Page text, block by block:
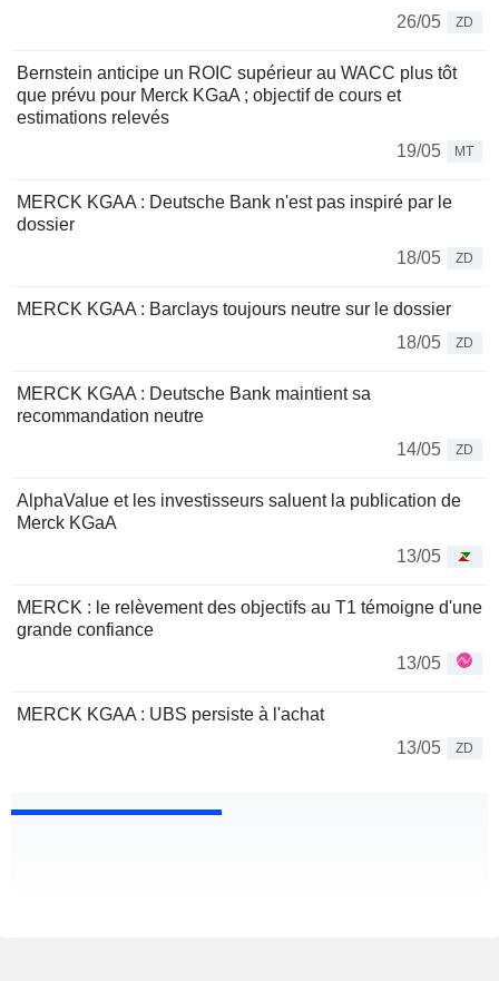
26/05
ZD
Bernstein anticipe un ROIC supérieur au WACC plus tôt
que prévu pour Merck KGaA ; objectif de cours et
estimations relevés
19/05
MT
MERCK KGAA : Deutsche Bank n'est pas inspiré par le
dossier
18/05
ZD
MERCK KGAA : Barclays toujours neutre sur le dossier
18/05
ZD
MERCK KGAA : Deutsche Bank maintient sa
recommandation neutre
14/05
ZD
AlphaValue et les investisseurs saluent la publication de
Merck KGaA
13/05
MERCK : le relèvement des objectifs au T1 témoigne d'une
grande confiance
13/05
MERCK KGAA : UBS persiste à l'achat
13/05
ZD